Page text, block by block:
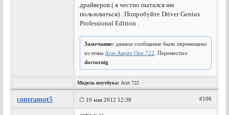
драйверов ( я честно пытался им
пользоваться) . Попробуйте Driver Genius
Professional Edition .
Замечание: данное сообщение было перемещено
из темы Acer Aspire One 722 . Переместил:
doctornig
Модель ноутбука: Acer 722
contramot5 19 мая 2012 12:38 #106